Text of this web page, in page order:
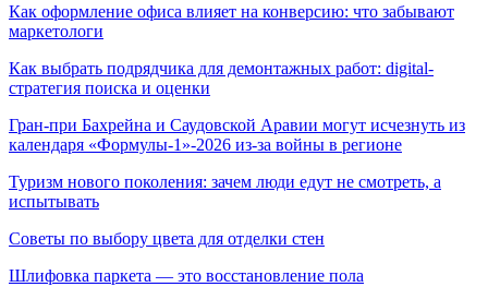
Как оформление офиса влияет на конверсию: что забывают
маркетологи
Как выбрать подрядчика для демонтажных работ: digital-
стратегия поиска и оценки
Гран-при Бахрейна и Саудовской Аравии могут исчезнуть из
календаря «Формулы-1»-2026 из-за войны в регионе
Туризм нового поколения: зачем люди едут не смотреть, а
испытывать
Советы по выбору цвета для отделки стен
Шлифовка паркета — это восстановление пола